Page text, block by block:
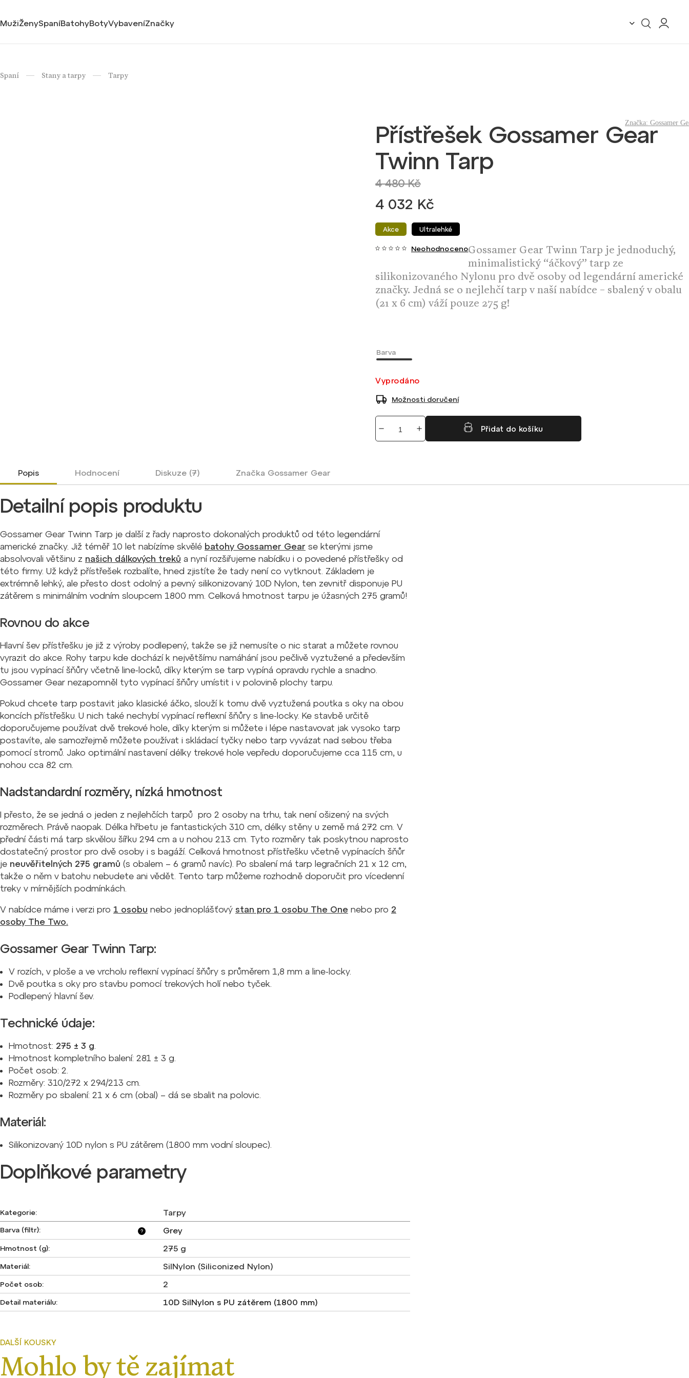
MužiŽenySpaníBatohyBotyVybaveníZnačky
Spaní / Stany a tarpy / Tarpy
Přístřešek Gossamer Gear
Twinn Tarp
4 480 Kč
4 032 Kč
Akce Ultralehké
NeohodnocenoGossamer Gear Twinn Tarp je jednoduchý,
minimalistický “áčkový” tarp ze
silikonizovaného Nylonu pro dvě osoby od legendární americké
značky. Jedná se o nejlehčí tarp v naší nabídce – sbalený v obalu
(21 x 6 cm) váží pouze 275 g!
Značka: Gossamer
Barva
Vyprodáno
Možnosti doručení
Přidat do košíku
Popis Hodnocení Diskuze (7) Značka Gossamer Gear
Detailní popis produktu
Gossamer Gear Twinn Tarp je další z řady naprosto dokonalých produktů od této legendární
americké značky. Již téměř 10 let nabízíme skvělé batohy Gossamer Gear se kterými jsme
absolvovali většinu z našich dálkových treků a nyní rozšiřujeme nabídku i o povedené přístřešky od
této firmy. Už když přístřešek rozbalíte, hned zjistíte že tady není co vytknout. Základem je
extrémně lehký, ale přesto dost odolný a pevný silikonizovaný 10D Nylon, ten zevnitř disponuje PU
zátěrem s minimálním vodním sloupcem 1800 mm. Celková hmotnost tarpu je úžasných 275 gramů!
Rovnou do akce
Hlavní šev přístřešku je již z výroby podlepený, takže se již nemusíte o nic starat a můžete rovnou
vyrazit do akce. Rohy tarpu kde dochází k největšímu namáhání jsou pečlivě vyztužené a především
tu jsou vypínací šňůry včetně line-locků, díky kterým se tarp vypíná opravdu rychle a snadno.
Gossamer Gear nezapomněl tyto vypínací šňůry umístit i v polovině plochy tarpu.
Pokud chcete tarp postavit jako klasické áčko, slouží k tomu dvě vyztužená poutka s oky na obou
koncích přístřešku. U nich také nechybí vypínací reflexní šňůry s line-locky. Ke stavbě určitě
doporučujeme používat dvě trekové hole, díky kterým si můžete i lépe nastavovat jak vysoko tarp
postavíte, ale samozřejmě můžete používat i skládací tyčky nebo tarp vyvázat nad sebou třeba
pomocí stromů. Jako optimální nastavení délky trekové hole vepředu doporučujeme cca 115 cm, u
nohou cca 82 cm.
Nadstandardní rozměry, nízká hmotnost
I přesto, že se jedná o jeden z nejlehčích tarpů pro 2 osoby na trhu, tak není ošizený na svých
rozměrech. Právě naopak. Délka hřbetu je fantastických 310 cm, délky stěny u země má 272 cm. V
přední části má tarp skvělou šířku 294 cm a u nohou 213 cm. Tyto rozměry tak poskytnou naprosto
dostatečný prostor pro dvě osoby i s bagáží. Celková hmotnost přístřešku včetně vypínacích šňůr
je neuvěřitelných 275 gramů (s obalem – 6 gramů navíc). Po sbalení má tarp legračních 21 x 12 cm,
takže o něm v batohu nebudete ani vědět. Tento tarp můžeme rozhodně doporučit pro vícedenní
treky v mírnějších podmínkách.
V nabídce máme i verzi pro 1 osobu nebo jednoplášťový stan pro 1 osobu The One nebo pro 2
osoby The Two.
Gossamer Gear Twinn Tarp:
V rozích, v ploše a ve vrcholu reflexní vypínací šňůry s průměrem 1,8 mm a line-locky.
Dvě poutka s oky pro stavbu pomocí trekových holí nebo tyček.
Podlepený hlavní šev.
Technické údaje:
Hmotnost: 275 ± 3 g
Hmotnost kompletního balení: 281 ± 3 g.
Počet osob: 2.
Rozměry: 310/272 x 294/213 cm.
Rozměry po sbalení: 21 x 6 cm (obal) – dá se sbalit na polovic.
Materiál:
Silikonizovaný 10D nylon s PU zátěrem (1800 mm vodní sloupec).
Doplňkové parametry
Kategorie: Tarpy
?
Barva (filtr): Grey
Hmotnost (g): 275 g
Materiál: SilNylon (Siliconized Nylon)
Počet osob: 2
Detail materiálu: 10D SilNylon s PU zátěrem (1800 mm)